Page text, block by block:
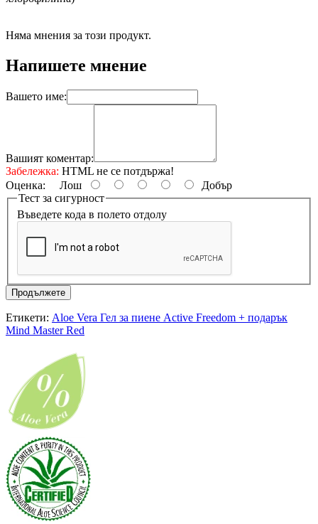
Няма мнения за този продукт.
Напишете мнение
Вашето име:
Вашият коментар:
Забележка: HTML не се потдържа!
Оценка: Лош
Добър
Тест за сигурност
Въведете кода в полето отдолу
Продължете
Етикети: Aloe Vera Гел за пиене Active Freedom + подарък
Mind Master Red